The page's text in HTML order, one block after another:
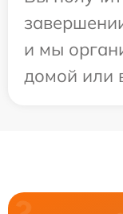
и мы
домой или